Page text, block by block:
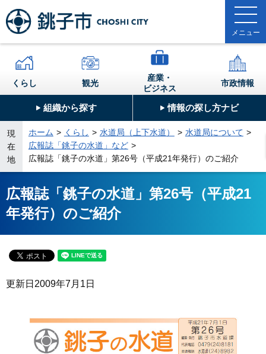
組織から探す 情報の探し方ナビ
くらし 観光
産業・
ビジネス
市政情報
現
在
地
ホーム くらし 水道局（上下水道）
水道局について
広報誌「銚子の水道」など
広報誌「銚子の水道」第26号（平成21年発行）のご紹介
広報誌「銚子の水道」第26号（平成21
年発行）のご紹介
更新日 2009年7月1日